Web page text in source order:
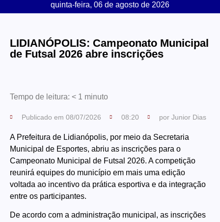
quinta-feira, 06 de agosto de 2026
LIDIANÓPOLIS: Campeonato Municipal
de Futsal 2026 abre inscrições
Tempo de leitura: < 1 minuto
Publicado em 08/07/2026 08:20 por Junior Dias
A Prefeitura de Lidianópolis, por meio da Secretaria
Municipal de Esportes, abriu as inscrições para o
Campeonato Municipal de Futsal 2026. A competição
reunirá equipes do município em mais uma edição
voltada ao incentivo da prática esportiva e da integração
entre os participantes.
De acordo com a administração municipal, as inscrições